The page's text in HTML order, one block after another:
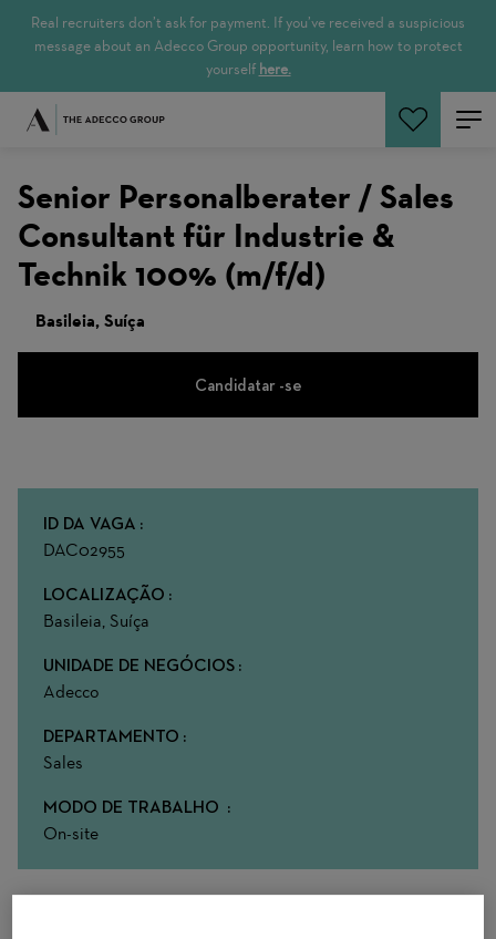
Real recruiters don’t ask for payment. If you’ve received a suspicious
message about an Adecco Group opportunity, learn how to protect
yourself here.
Pesquisar empregos
Senior Personalberater / Sales
Consultant für Industrie &
Technik 100% (m/f/d)
Basileia, Suíça
Candidatar -se
ID DA VAGA
DAC02955
LOCALIZAÇÃO
Basileia, Suíça
UNIDADE DE NEGÓCIOS
Adecco
DEPARTAMENTO
Sales
MODO DE TRABALHO
On-site